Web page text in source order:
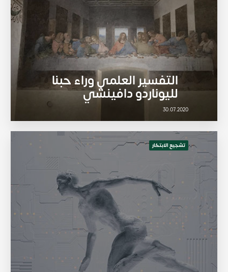
التفسير العلمي وراء حبنا
لليوناردو دافينشي
30.07.2020
تشجيع الابتكار